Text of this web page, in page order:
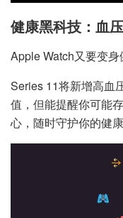
健康黑科技：血
Apple Watch又要变身
Series 11将新增高血
值，但能提醒你可能
心，随时守护你的健